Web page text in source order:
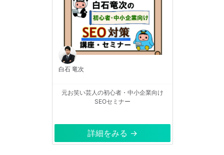
白石 竜次
元お笑い芸人の初心者・中小企業向け
SEOセミナー
詳細をみる →